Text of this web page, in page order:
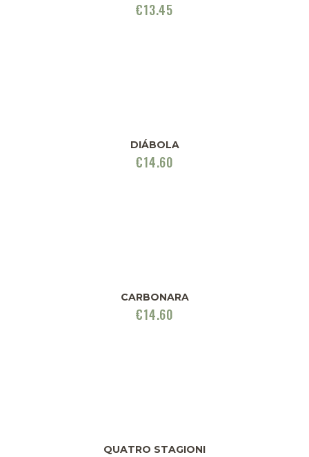
€13.45
DIÁBOLA
€14.60
CARBONARA
€14.60
QUATRO STAGIONI